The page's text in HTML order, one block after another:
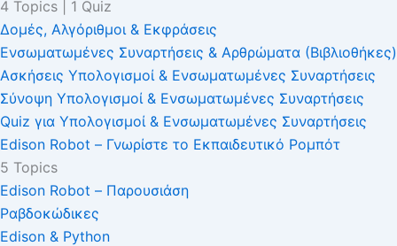
4 Topics
1 Quiz
Δομές, Αλγόριθμοι & Εκφράσεις
Ενσωματωμένες Συναρτήσεις & Αρθρώματα (Βιβλιοθήκες)
Ασκήσεις Υπολογισμοί & Ενσωματωμένες Συναρτήσεις
Σύνοψη Υπολογισμοί & Ενσωματωμένες Συναρτήσεις
Quiz για Υπολογισμοί & Ενσωματωμένες Συναρτήσεις
Edison Robot – Γνωρίστε το Εκπαιδευτικό Ρομπότ
5 Topics
Edison Robot – Παρουσιάση
Ραβδοκώδικες
Edison & Python